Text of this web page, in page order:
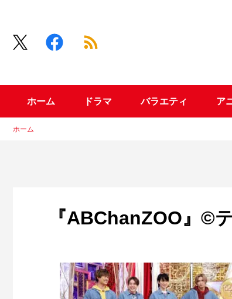
ホーム ドラマ バラエティ ア
ホーム
『ABChanZOO』©